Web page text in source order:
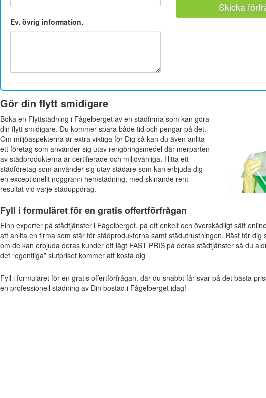
Ev. övrig information.
Skicka
Gör din flytt smidigare
Boka en Flyttstädning i Fågelberget av en städfirma som kan göra
din flytt smidigare. Du kommer spara både tid och pengar på det.
Om miljöaspekterna är extra viktiga för Dig så kan du även anlita
ett företag som använder sig utav rengöringsmedel där merparten
av städprodukterna är certifierade och miljövänliga. Hitta ett
städföretag som använder sig utav städare som kan erbjuda dig
en exceptionellt noggrann hemstädning, med skinande rent
resultat vid varje städuppdrag.
Fyll i formuläret för en gratis offertförfrågan
Finn experter på städtjänster i Fågelberget, på ett enkelt och överskådligt sätt
att anlita en firma som står för städprodukterna samt städutrustningen. Bäst för dig
om de kan erbjuda deras kunder ett lågt FAST PRIS på deras städtjänster så du
det “egentliga” slutpriset kommer att kosta dig
Fyll i formuläret för en gratis offertförfrågan, där du snabbt får svar på det bästa
en professionell städning av Din bostad i Fågelberget idag!